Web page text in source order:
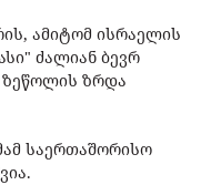
ამიტომ ისრაელის
ძალიან ბევრ
ზრდა
საერთაშორისო